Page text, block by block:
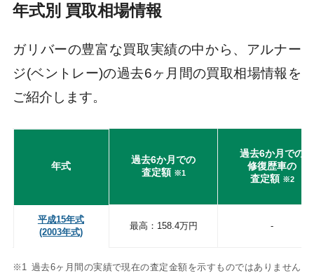
年式別 買取相場情報
ガリバーの豊富な買取実績の中から、アルナー
ジ(ベントレー)の過去6ヶ月間の買取相場情報を
ご紹介します。
年式
過去6か月での
査定額 ※1
過去6か月での
修復歴車の
査定額 ※2
平成15年式
(2003年式)
最高：158.4万円 -
過去6ヶ月間の実績で現在の査定金額を示すものではありません